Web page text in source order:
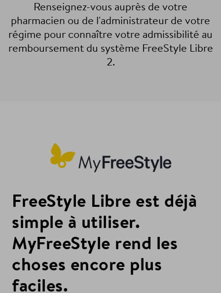
Renseignez-vous auprès de votre
pharmacien ou de l'administrateur de votre
régime pour connaître votre admissibilité au
remboursement du système FreeStyle Libre
2.
FreeStyle Libre est déjà
simple à utiliser.
MyFreeStyle rend les
choses encore plus
faciles.